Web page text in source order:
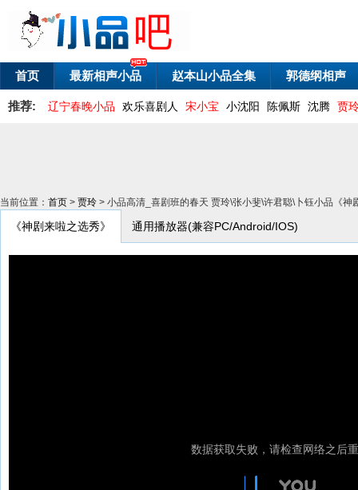
首页 最新相声小品 赵本山小品全集 郭德纲相声
推荐: 辽宁春晚小品 欢乐喜剧人 宋小宝 小沈阳 陈佩斯 沈腾 贾
当前位置： 首页 > 贾玲 > 小品高清_喜剧班的春天 贾玲\张小斐\许君聪\卜钰小品《神
《神剧来啦之选秀》 通用播放器(兼容PC/Android/IOS)